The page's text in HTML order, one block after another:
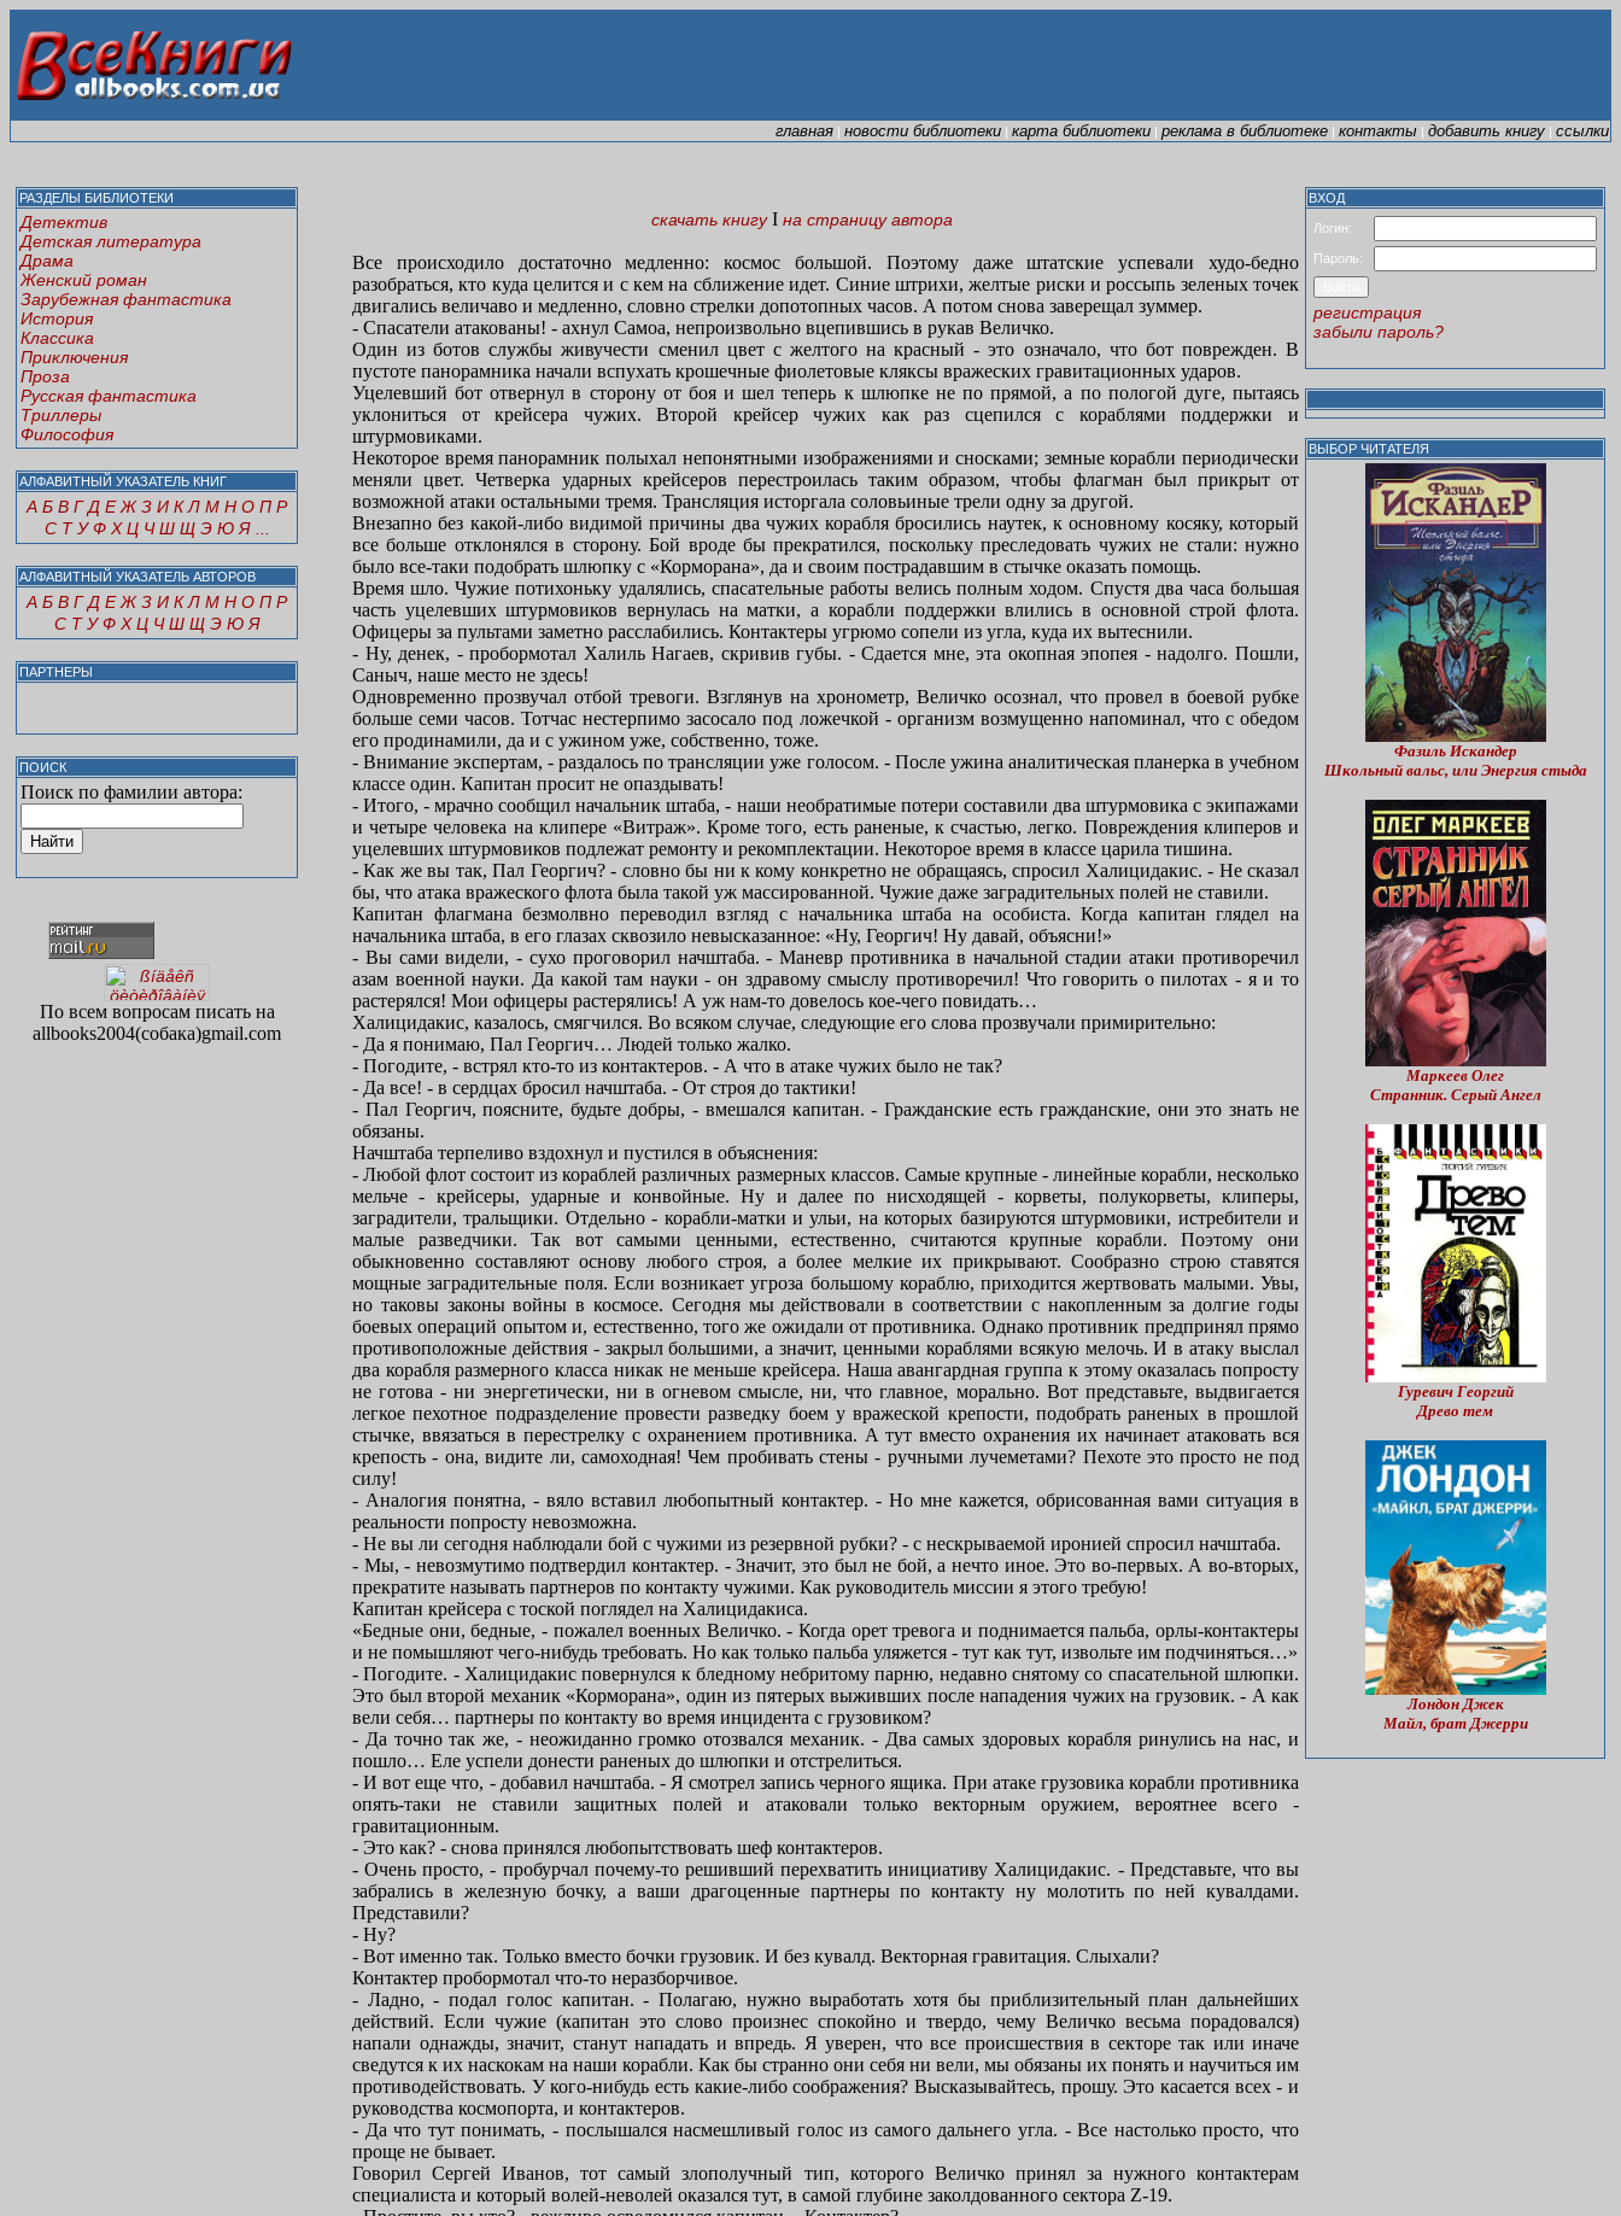
главная | новости библиотеки | карта библиотеки | реклама в библиотеке | контакты | добавить книгу | ссылки
РАЗДЕЛЫ БИБЛИОТЕКИ
Детектив
Детская литература
Драма
Женский роман
Зарубежная фантастика
История
Классика
Приключения
Проза
Русская фантастика
Триллеры
Философия
АЛФАВИТНЫЙ УКАЗАТЕЛЬ КНИГ
А Б В Г Д Е Ж З И К Л М Н О П Р
С Т У Ф Х Ц Ч Ш Щ Э Ю Я
АЛФАВИТНЫЙ УКАЗАТЕЛЬ АВТОРОВ
А Б В Г Д Е Ж З И К Л М Н О П Р
С Т У Ф Х Ц Ч Ш Щ Э Ю Я
ПАРТНЕРЫ
ПОИСК
Поиск по фамилии автора:
По всем вопросам писать на
allbooks2004(собака)gmail.com
скачать книгуI на страницу автора
Все происходило достаточно медленно: космос большой. Поэтому даже штатские успевали худо-бедно
разобраться, кто куда целится и с кем на сближение идет. Синие штрихи, желтые риски и россыпь зеленых точек
двигались величаво и медленно, словно стрелки допотопных часов. А потом снова заверещал зуммер.
- Спасатели атакованы! - ахнул Самоа, непроизвольно вцепившись в рукав Величко.
Один из ботов службы живучести сменил цвет с желтого на красный - это означало, что бот поврежден. В
пустоте панорамника начали вспухать крошечные фиолетовые кляксы вражеских гравитационных ударов.
Уцелевший бот отвернул в сторону от боя и шел теперь к шлюпке не по прямой, а по пологой дуге, пытаясь
уклониться от крейсера чужих. Второй крейсер чужих как раз сцепился с кораблями поддержки и
штурмовиками.
Некоторое время панорамник полыхал непонятными изображениями и сносками; земные корабли периодически
меняли цвет. Четверка ударных крейсеров перестроилась таким образом, чтобы флагман был прикрыт от
возможной атаки остальными тремя. Трансляция исторгала соловьиные трели одну за другой.
Внезапно без какой-либо видимой причины два чужих корабля бросились наутек, к основному косяку, который
все больше отклонялся в сторону. Бой вроде бы прекратился, поскольку преследовать чужих не стали: нужно
было все-таки подобрать шлюпку с «Корморана», да и своим пострадавшим в стычке оказать помощь.
Время шло. Чужие потихоньку удалялись, спасательные работы велись полным ходом. Спустя два часа большая
часть уцелевших штурмовиков вернулась на матки, а корабли поддержки влились в основной строй флота.
Офицеры за пультами заметно расслабились. Контактеры угрюмо сопели из угла, куда их вытеснили.
- Ну, денек, - пробормотал Халиль Нагаев, скривив губы. - Сдается мне, эта окопная эпопея - надолго. Пошли,
Саныч, наше место не здесь!
Одновременно прозвучал отбой тревоги. Взглянув на хронометр, Величко осознал, что провел в боевой рубке
больше семи часов. Тотчас нестерпимо засосало под ложечкой - организм возмущенно напоминал, что с обедом
его продинамили, да и с ужином уже, собственно, тоже.
- Внимание экспертам, - раздалось по трансляции уже голосом. - После ужина аналитическая планерка в учебном
классе один. Капитан просит не опаздывать!
- Итого, - мрачно сообщил начальник штаба, - наши необратимые потери составили два штурмовика с экипажами
и четыре человека на клипере «Витраж». Кроме того, есть раненые, к счастью, легко. Повреждения клиперов и
уцелевших штурмовиков подлежат ремонту и рекомплектации. Некоторое время в классе царила тишина.
- Как же вы так, Пал Георгич? - словно бы ни к кому конкретно не обращаясь, спросил Халицидакис. - Не сказал
бы, что атака вражеского флота была такой уж массированной. Чужие даже заградительных полей не ставили.
Капитан флагмана безмолвно переводил взгляд с начальника штаба на особиста. Когда капитан глядел на
начальника штаба, в его глазах сквозило невысказанное: «Ну, Георгич! Ну давай, объясни!»
- Вы сами видели, - сухо проговорил начштаба. - Маневр противника в начальной стадии атаки противоречил
азам военной науки. Да какой там науки - он здравому смыслу противоречил! Что говорить о пилотах - я и то
растерялся! Мои офицеры растерялись! А уж нам-то довелось кое-чего повидать…
Халицидакис, казалось, смягчился. Во всяком случае, следующие его слова прозвучали примирительно:
- Да я понимаю, Пал Георгич… Людей только жалко.
- Погодите, - встрял кто-то из контактеров. - А что в атаке чужих было не так?
- Да все! - в сердцах бросил начштаба. - От строя до тактики!
- Пал Георгич, поясните, будьте добры, - вмешался капитан. - Гражданские есть гражданские, они это знать не
обязаны.
Начштаба терпеливо вздохнул и пустился в объяснения:
- Любой флот состоит из кораблей различных размерных классов. Самые крупные - линейные корабли, несколько
мельче - крейсеры, ударные и конвойные. Ну и далее по нисходящей - корветы, полукорветы, клиперы,
заградители, тральщики. Отдельно - корабли-матки и ульи, на которых базируются штурмовики, истребители и
малые разведчики. Так вот самыми ценными, естественно, считаются крупные корабли. Поэтому они
обыкновенно составляют основу любого строя, а более мелкие их прикрывают. Сообразно строю ставятся
мощные заградительные поля. Если возникает угроза большому кораблю, приходится жертвовать малыми. Увы,
но таковы законы войны в космосе. Сегодня мы действовали в соответствии с накопленным за долгие годы
боевых операций опытом и, естественно, того же ожидали от противника. Однако противник предпринял прямо
противоположные действия - закрыл большими, а значит, ценными кораблями всякую мелочь. И в атаку выслал
два корабля размерного класса никак не меньше крейсера. Наша авангардная группа к этому оказалась попросту
не готова - ни энергетически, ни в огневом смысле, ни, что главное, морально. Вот представьте, выдвигается
легкое пехотное подразделение провести разведку боем у вражеской крепости, подобрать раненых в прошлой
стычке, ввязаться в перестрелку с охранением противника. А тут вместо охранения их начинает атаковать вся
крепость - она, видите ли, самоходная! Чем пробивать стены - ручными лучеметами? Пехоте это просто не под
силу!
- Аналогия понятна, - вяло вставил любопытный контактер. - Но мне кажется, обрисованная вами ситуация в
реальности попросту невозможна.
- Не вы ли сегодня наблюдали бой с чужими из резервной рубки? - с нескрываемой иронией спросил начштаба.
- Мы, - невозмутимо подтвердил контактер. - Значит, это был не бой, а нечто иное. Это во-первых. А во-вторых,
прекратите называть партнеров по контакту чужими. Как руководитель миссии я этого требую!
Капитан крейсера с тоской поглядел на Халицидакиса.
«Бедные они, бедные, - пожалел военных Величко. - Когда орет тревога и поднимается пальба, орлы-контактеры
и не помышляют чего-нибудь требовать. Но как только пальба уляжется - тут как тут, извольте им подчиняться…»
- Погодите. - Халицидакис повернулся к бледному небритому парню, недавно снятому со спасательной шлюпки.
Это был второй механик «Корморана», один из пятерых выживших после нападения чужих на грузовик. - А как
вели себя… партнеры по контакту во время инцидента с грузовиком?
- Да точно так же, - неожиданно громко отозвался механик. - Два самых здоровых корабля ринулись на нас, и
пошло… Еле успели донести раненых до шлюпки и отстрелиться.
- И вот еще что, - добавил начштаба. - Я смотрел запись черного ящика. При атаке грузовика корабли противника
опять-таки не ставили защитных полей и атаковали только векторным оружием, вероятнее всего -
гравитационным.
- Это как? - снова принялся любопытствовать шеф контактеров.
- Очень просто, - пробурчал почему-то решивший перехватить инициативу Халицидакис. - Представьте, что вы
забрались в железную бочку, а ваши драгоценные партнеры по контакту ну молотить по ней кувалдами.
Представили?
- Ну?
- Вот именно так. Только вместо бочки грузовик. И без кувалд. Векторная гравитация. Слыхали?
Контактер пробормотал что-то неразборчивое.
- Ладно, - подал голос капитан. - Полагаю, нужно выработать хотя бы приблизительный план дальнейших
действий. Если чужие (капитан это слово произнес спокойно и твердо, чему Величко весьма порадовался)
напали однажды, значит, станут нападать и впредь. Я уверен, что все происшествия в секторе так или иначе
сведутся к их наскокам на наши корабли. Как бы странно они себя ни вели, мы обязаны их понять и научиться им
противодействовать. У кого-нибудь есть какие-либо соображения? Высказывайтесь, прошу. Это касается всех - и
руководства космопорта, и контактеров.
- Да что тут понимать, - послышался насмешливый голос из самого дальнего угла. - Все настолько просто, что
проще не бывает.
Говорил Сергей Иванов, тот самый злополучный тип, которого Величко принял за нужного контактерам
специалиста и который волей-неволей оказался тут, в самой глубине заколдованного сектора Z-19.
ВХОД
Логин:
Пароль:
регистрация
забыли пароль?
ВЫБОР ЧИТАТЕЛЯ
Фазиль Искандер
Школьный вальс, или Энергия стыда
Маркеев Олег
Странник. Серый Ангел
Гуревич Георгий
Древо тем
Лондон Джек
Майл, брат Джерри